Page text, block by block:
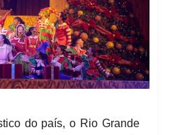
do país, o Rio Grande